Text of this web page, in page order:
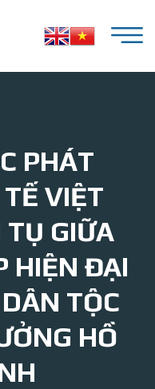
PHÁT
VIỆT
TỤ GIỮA
HIỆN ĐẠI
TỘC
HỒ